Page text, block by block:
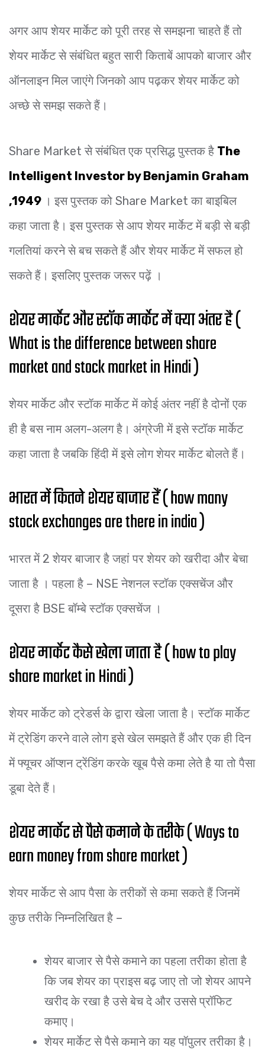
अगर आप शेयर मार्केट को पूरी तरह से समझना चाहते हैं तो
शेयर मार्केट से संबंधित बहुत सारी किताबें आपको बाजार और
ऑनलाइन मिल जाएंगे जिनको आप पढ़कर शेयर मार्केट को
अच्छे से समझ सकते हैं।
Share Market से संबंधित एक प्रसिद्ध पुस्तक है The
Intelligent Investor by Benjamin Graham
,1949 । इस पुस्तक को Share Market का बाइबिल
कहा जाता है। इस पुस्तक से आप शेयर मार्केट में बड़ी से बड़ी
गलतियां करने से बच सकते हैं और शेयर मार्केट में सफल हो
सकते हैं। इसलिए पुस्तक जरूर पढ़ें ।
शेयर मार्केट और स्टॉक मार्केट में क्या अंतर है (
What is the difference between share
market and stock market in Hindi )
शेयर मार्केट और स्टॉक मार्केट में कोई अंतर नहीं है दोनों एक
ही है बस नाम अलग-अलग है। अंग्रेजी में इसे स्टॉक मार्केट
कहा जाता है जबकि हिंदी में इसे लोग शेयर मार्केट बोलते हैं।
भारत में कितने शेयर बाजार हैं ( how many
stock exchanges are there in india )
भारत में 2 शेयर बाजार है जहां पर शेयर को खरीदा और बेचा
जाता है । पहला है – NSE नेशनल स्टॉक एक्सचेंज और
दूसरा है BSE बॉम्बे स्टॉक एक्सचेंज ।
शेयर मार्केट कैसे खेला जाता है ( how to play
share market in Hindi )
शेयर मार्केट को ट्रेडर्स के द्वारा खेला जाता है। स्टॉक मार्केट
में ट्रेडिंग करने वाले लोग इसे खेल समझते हैं और एक ही दिन
में फ्यूचर ऑप्शन ट्रेंडिंग करके खूब पैसे कमा लेते है या तो पैसा
डूबा देते हैं।
शेयर मार्केट से पैसे कमाने के तरीके ( Ways to
earn money from share market )
शेयर मार्केट से आप पैसा के तरीकों से कमा सकते हैं जिनमें
कुछ तरीके निम्नलिखित है –
शेयर बाजार से पैसे कमाने का पहला तरीका होता है
कि जब शेयर का प्राइस बढ़ जाए तो जो शेयर आपने
खरीद के रखा है उसे बेच दे और उससे प्रॉफिट
कमाए।
शेयर मार्केट से पैसे कमाने का यह पॉपुलर तरीका है।